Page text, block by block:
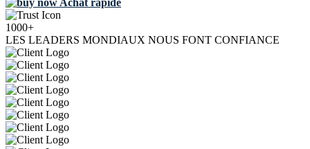
Achat rapide
1000+
LES LEADERS MONDIAUX NOUS FONT CONFIANCE